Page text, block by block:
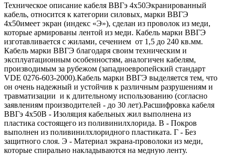
Техническое описание кабеля ВВГэ 4х50Экранированный
кабель, относится к категории силовых, марки ВВГЭ
4х50имеет экран (индекс «Э»), сделан из проволок из меди,
которые армированы лентой из меди. Кабель марки ВВГЭ
изготавливается с жилами, сечением от 1,5 до 240 кв.мм.
Кабель марки ВВГЭ благодаря своим техническим и
эксплуатационным особенностям, аналогичен кабелям,
производимым за рубежом (западноевропейский стандарт
VDE 0276-603-2000).Кабель марки ВВГЭ выделяется тем, что
он очень надежный и устойчив к различным разрушениям и
травматизации и к длительному использованию (согласно
заявлениям производителей - до 30 лет).Расшифровка кабеля
ВВГэ 4х50В - Изоляция кабельных жил выполнена из
пластика состоящего из поливинилхлорида. В - Покров
выполнен из поливинилхлоридного пластиката. Г - Без
защитного слоя. Э - Материал экрана-проволоки из меди,
которые спирально накладываются на медную ленту.